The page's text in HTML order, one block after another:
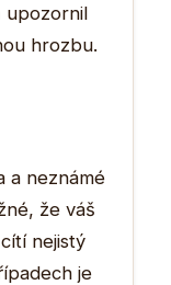
upozornil
hrozbu.
a neznámé
že váš
nejistý
je